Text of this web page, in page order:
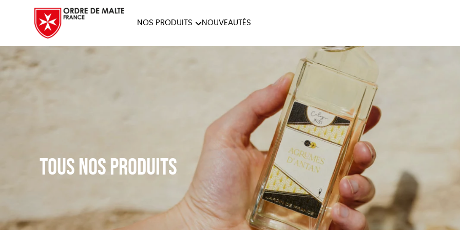
NOS PRODUITS
NOTRE COLLECTION MAISON
LIVRES
NOUVEAUTÉS
Tous nos produits